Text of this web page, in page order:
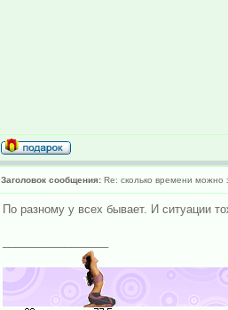
Заголовок сообщения: Re: сколько времени можно
По разному у всех бывает. И ситуации